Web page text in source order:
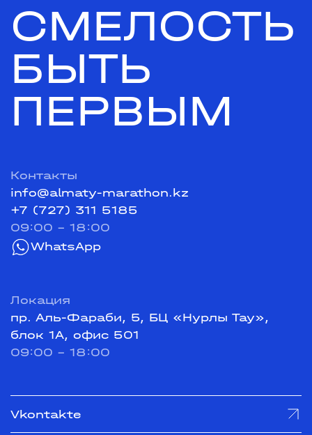
СМЕЛОСТЬ
БЫТЬ
ПЕРВЫМ
Контакты
info@almaty-marathon.kz
+7 (727) 311 5185
09:00 - 18:00
WhatsApp
Локация
пр. Аль-Фараби, 5, БЦ «Нурлы Тау»,
блок 1А, офис 501
09:00 - 18:00
Vkontakte